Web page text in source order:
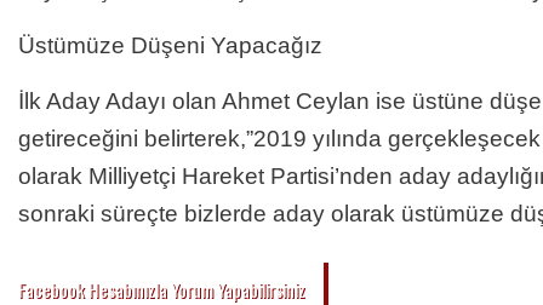
Üstümüze Düşeni Yapacağız
İlk Aday Adayı olan Ahmet Ceylan ise üstüne
getireceğini belirterek,”2019 yılında
olarak Milliyetçi Hareket Partisi’nden aday
sonraki süreçte bizlerde aday olarak üstümüze
Facebook Hesabınızla Yorum Yapabilirsiniz